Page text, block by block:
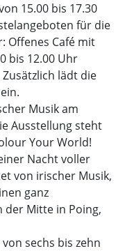
15.00 bis 17.30
für die
Offenes Café mit
bis 12.00 Uhr
lädt die
Musik am
Ausstellung steht
Your World!
Nacht voller
von irischer Musik,
ganz
der Mitte in Poing,
sechs bis zehn